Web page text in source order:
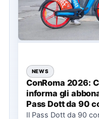
NEWS
ConRoma 2026:
informa gli
Pass Dott da 90
cosa spetta in
Il Pass Dott da 90